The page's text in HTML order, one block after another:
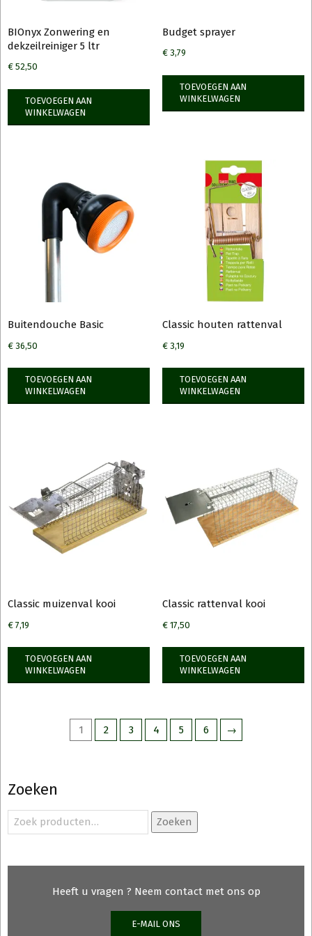
BIOnyx Zonwering en
dekzeilreiniger 5 ltr
€ 52,50
TOEVOEGEN AAN
WINKELWAGEN
Budget sprayer
€3,79
TOEVOEGEN AAN
WINKELWAGEN
Buitendouche Basic
€ 36,50
TOEVOEGEN AAN
WINKELWAGEN
Classic houten rattenval
€3,19
TOEVOEGEN AAN
WINKELWAGEN
Classic muizenval kooi
€ 7,19
TOEVOEGEN AAN
WINKELWAGEN
Classic rattenval kooi
€17,50
TOEVOEGEN AAN
WINKELWAGEN
1 2 3 4 5 6 →
Zoeken
Zoeken
naar:
Zoeken
Heeft u vragen ? Neem contact met ons op
E-MAIL ONS